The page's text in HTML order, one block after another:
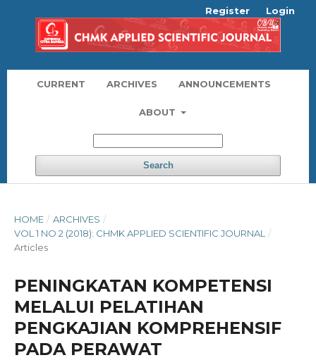
CURRENT ARCHIVES ANNOUNCEMENTS
ABOUT
Search
Register Login
HOME / ARCHIVES /
VOL 1 NO 2 (2018): CHMK APPLIED SCIENTIFIC JOURNAL
/
Articles
PENINGKATAN KOMPETENSI
MELALUI PELATIHAN
PENGKAJIAN KOMPREHENSIF
PADA PERAWAT